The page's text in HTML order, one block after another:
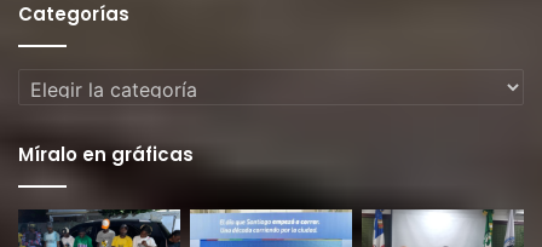
Categorías
Categorías
Míralo en gráficas